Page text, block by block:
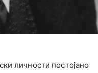
личности постојано